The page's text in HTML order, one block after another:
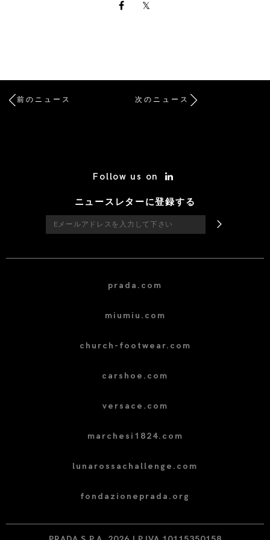
前のニュース 次のニュース
Follow us on
ニュースレターに登録する
prada.com
miumiu.com
church-footwear.com
carshoe.com
versace.com
marchesi1824.com
lunarossachallenge.com
fondazioneprada.org